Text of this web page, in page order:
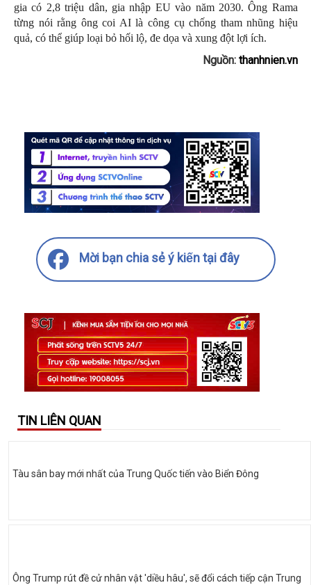
gia có 2,8 triệu dân, gia nhập EU vào năm 2030. Ông Rama
từng nói rằng ông coi AI là công cụ chống tham nhũng hiệu
quả, có thể giúp loại bỏ hối lộ, đe dọa và xung đột lợi ích.
Nguồn: thanhnien.vn
Mời bạn chia sẻ ý kiến tại đây
TIN LIÊN QUAN
Tàu sân bay mới nhất của Trung Quốc tiến vào Biển Đông
Ông Trump rút đề cử nhân vật 'diều hâu', sẽ đổi cách tiếp cận Trung